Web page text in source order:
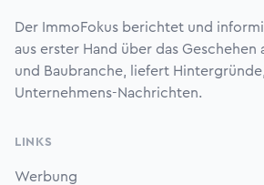
Der ImmoFokus berichtet und
aus erster Hand über das
und Baubranche, liefert
Unternehmens-Nachrichten.
LINKS
Werbung